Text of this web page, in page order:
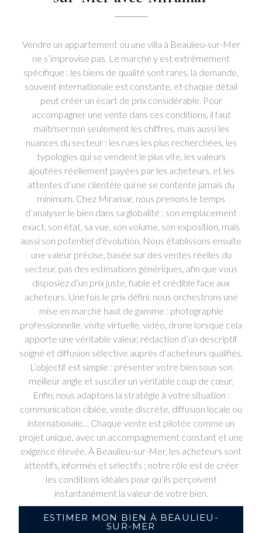
Vendre un appartement ou une villa à Beaulieu-sur-Mer
ne s’improvise pas. Le marché y est extrêmement
spécifique : les biens de qualité sont rares, la demande,
souvent internationale est constante, et chaque détail
peut créer un écart de prix considérable. Pour
accompagner une vente dans ces conditions, il faut
maîtriser non seulement les chiffres, mais aussi les
nuances du secteur : les rues les plus recherchées, les
typologies qui se vendent le plus vite, les valeurs
ajoutées réellement payées par les acheteurs, et les
attentes d’une clientèle qui ne se contente jamais du
minimum. Chez Miramar, nous prenons le temps
d’analyser le bien dans sa globalité : son emplacement
exact, son état, sa vue, son volume, son exposition, mais
aussi son potentiel d’évolution. Nous établissons ensuite
une valeur précise, basée sur des ventes réelles du
secteur, pas des estimations génériques, afin que vous
disposiez d’un prix juste, fiable et crédible face aux
acheteurs. Une fois le prix défini, nous orchestrons une
mise en marché haut de gamme : photographie
professionnelle, visite virtuelle, vidéo, drone lorsque cela
apporte une véritable valeur, rédaction d’un descriptif
soigné et diffusion sélective auprès d’acheteurs qualifiés.
L’objectif est simple : présenter votre bien sous son
meilleur angle et susciter un véritable coup de cœur.
Enfin, nous adaptons la stratégie à votre situation :
communication ciblée, vente discrète, diffusion locale ou
internationale… Chaque vente est pilotée comme un
projet unique, avec un accompagnement constant et une
exigence élevée. À Beaulieu-sur-Mer, les acheteurs sont
attentifs, informés et sélectifs ; notre rôle est de créer
les conditions idéales pour qu’ils perçoivent
instantanément la valeur de votre bien.
ESTIMER MON BIEN À BEAULIEU-
SUR-MER